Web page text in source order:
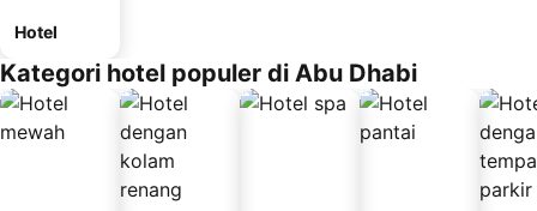
Hotel
Kategori hotel populer di Abu Dhabi